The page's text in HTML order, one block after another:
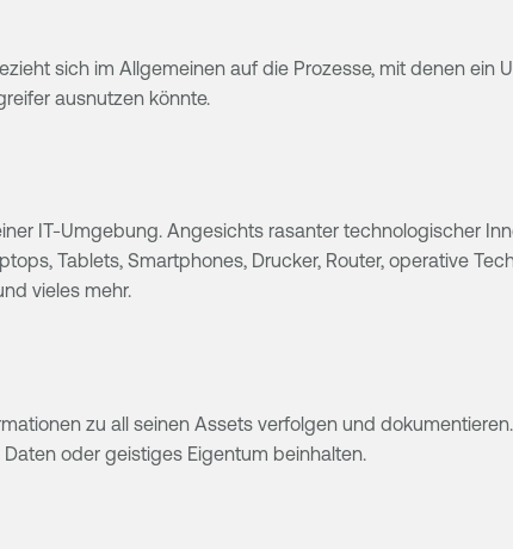
sich im Allgemeinen auf die Prozesse, mit denen
ausnutzen könnte.
IT-Umgebung. Angesichts rasanter technologischer
Tablets, Smartphones, Drucker, Router, operative
vieles mehr.
zu all seinen Assets verfolgen und
oder geistiges Eigentum beinhalten.